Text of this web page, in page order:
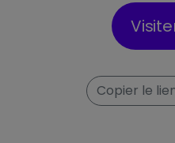
Copier le